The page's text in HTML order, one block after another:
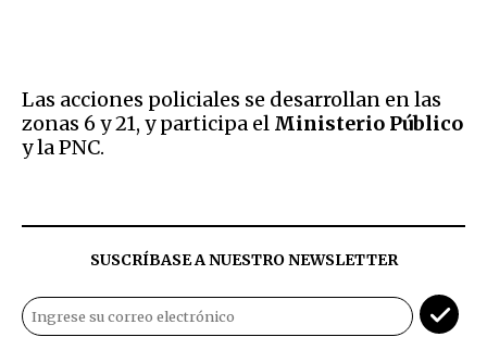
Las acciones policiales se desarrollan en las
zonas 6 y 21, y participa el Ministerio Público
y la PNC.
SUSCRÍBASE A NUESTRO NEWSLETTER